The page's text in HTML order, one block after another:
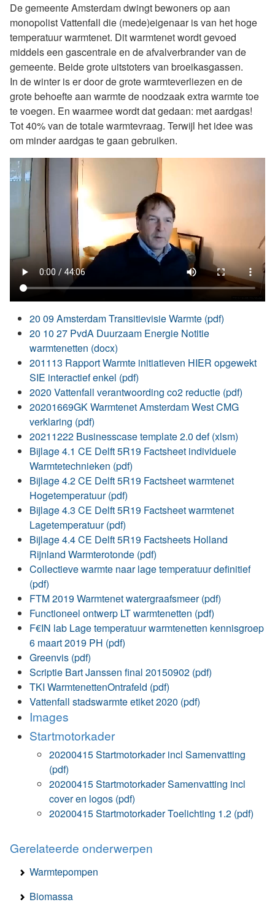
De gemeente Amsterdam dwingt bewoners op aan
monopolist Vattenfall die (mede)eigenaar is van het hoge
temperatuur warmtenet. Dit warmtenet wordt gevoed
middels een gascentrale en de afvalverbrander van de
gemeente. Beide grote uitstoters van broeikasgassen.
In de winter is er door de grote warmteverliezen en de
grote behoefte aan warmte de noodzaak extra warmte toe
te voegen. En waarmee wordt dat gedaan: met aardgas!
Tot 40% van de totale warmtevraag. Terwijl het idee was
om minder aardgas te gaan gebruiken.
20 09 Amsterdam Transitievisie Warmte (pdf)
20 10 27 PvdA Duurzaam Energie Notitie
warmtenetten (docx)
201113 Rapport Warmte initiatieven HIER opgewekt
SIE interactief enkel (pdf)
2020 Vattenfall verantwoording co2 reductie (pdf)
20201669GK Warmtenet Amsterdam West CMG
verklaring (pdf)
20211222 Businesscase template 2.0 def (xlsm)
Bijlage 4.1 CE Delft 5R19 Factsheet individuele
Warmtetechnieken (pdf)
Bijlage 4.2 CE Delft 5R19 Factsheet warmtenet
Hogetemperatuur (pdf)
Bijlage 4.3 CE Delft 5R19 Factsheet warmtenet
Lagetemperatuur (pdf)
Bijlage 4.4 CE Delft 5R19 Factsheets Holland
Rijnland Warmterotonde (pdf)
Collectieve warmte naar lage temperatuur definitief
(pdf)
FTM 2019 Warmtenet watergraafsmeer (pdf)
Functioneel ontwerp LT warmtenetten (pdf)
F€IN lab Lage temperatuur warmtenetten kennisgroep
6 maart 2019 PH (pdf)
Greenvis (pdf)
Scriptie Bart Janssen final 20150902 (pdf)
TKI WarmtenettenOntrafeld (pdf)
Vattenfall stadswarmte etiket 2020 (pdf)
Images
Startmotorkader
20200415 Startmotorkader incl Samenvatting
(pdf)
20200415 Startmotorkader Samenvatting incl
cover en logos (pdf)
20200415 Startmotorkader Toelichting 1.2 (pdf)
Gerelateerde onderwerpen
Warmtepompen
Biomassa